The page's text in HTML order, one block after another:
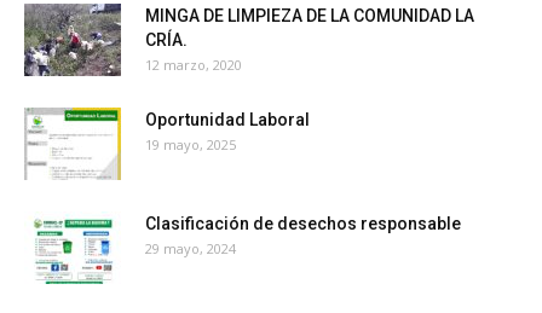
MINGA DE LIMPIEZA DE LA COMUNIDAD LA
CRÍA.
12 marzo, 2020
Oportunidad Laboral
19 mayo, 2025
Clasificación de desechos responsable
29 mayo, 2024